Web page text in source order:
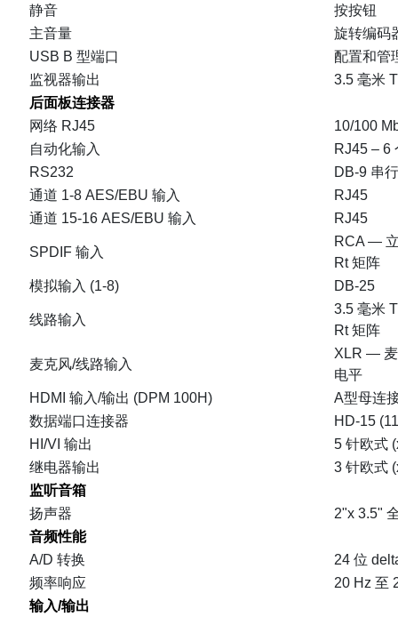
静音
按按钮
主音量
旋转编码
USB B 型端口
配置和管
监视器输出
3.5 毫米
后面板连接器
网络 RJ45
10/100
自动化输入
RJ45 – 6
RS232
DB-9 串
通道 1-8 AES/EBU 输入
RJ45
通道 15-16 AES/EBU 输入
RJ45
SPDIF 输入
RCA —
Rt 矩阵
模拟输入 (1-8)
DB-25
线路输入
3.5 毫米
Rt 矩阵
麦克风/线路输入
XLR — 麦
电平
HDMI 输入/输出 (DPM 100H)
A型母连
数据端口连接器
HD-15
HI/VI 输出
5 针欧式
继电器输出
3 针欧式
监听音箱
扬声器
2"x 3.5"
音频性能
A/D 转换
24 位
频率响应
20 Hz 至
输入/输出